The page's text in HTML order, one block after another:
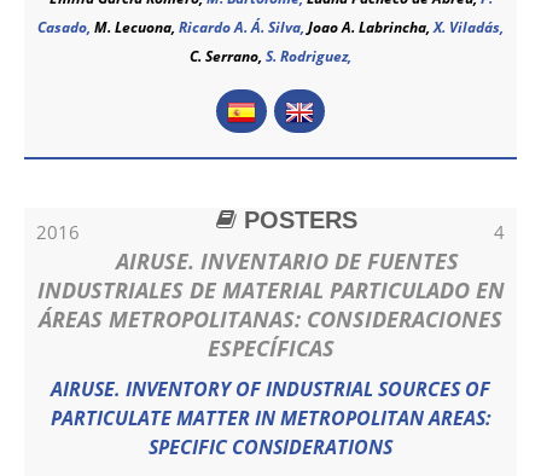
Casado, M. Lecuona, Ricardo A. Á. Silva, Joao A. Labrincha,X. Viladás,
C. Serrano, S. Rodriguez,
2016 4
POSTERS
AIRUSE. INVENTARIO DE FUENTES
INDUSTRIALES DE MATERIAL PARTICULADO EN
ÁREAS METROPOLITANAS: CONSIDERACIONES
ESPECÍFICAS
AIRUSE. INVENTORY OF INDUSTRIAL SOURCES OF
PARTICULATE MATTER IN METROPOLITAN AREAS:
SPECIFIC CONSIDERATIONS